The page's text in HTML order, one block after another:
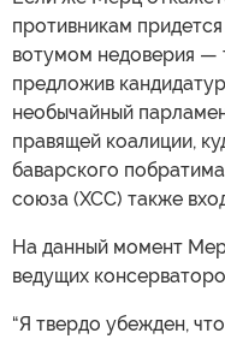
противникам
вотумом недоверия —
предложив
необычайный
правящей коалиции,
баварского
союза (ХСС) также
На данный момент
ведущих
“Я твердо убежден,